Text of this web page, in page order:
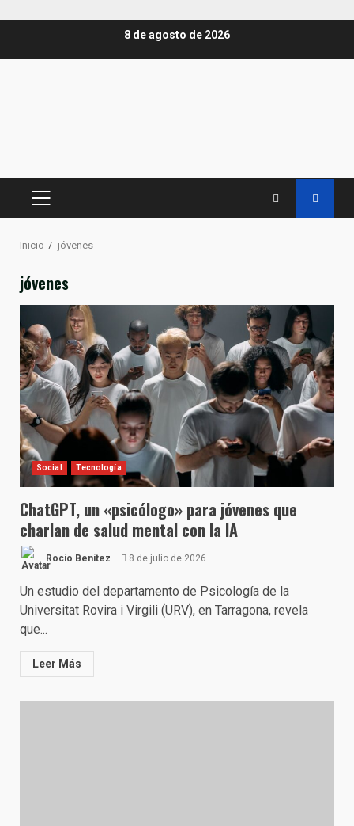
8 de agosto de 2026
MENÚ
Inicio jóvenes
jóvenes
Social Tecnología
ChatGPT, un «psicólogo» para jóvenes que
charlan de salud mental con la IA
Rocío Benítez 8 de julio de 2026
Un estudio del departamento de Psicología de la
Universitat Rovira i Virgili (URV), en Tarragona, revela
que...
Leer Más